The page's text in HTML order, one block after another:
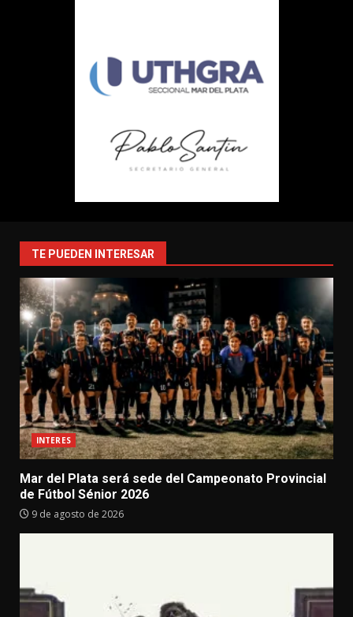
TE PUEDEN INTERESAR
INTERES
Mar del Plata será sede del Campeonato Provincial
de Fútbol Sénior 2026
9 de agosto de 2026